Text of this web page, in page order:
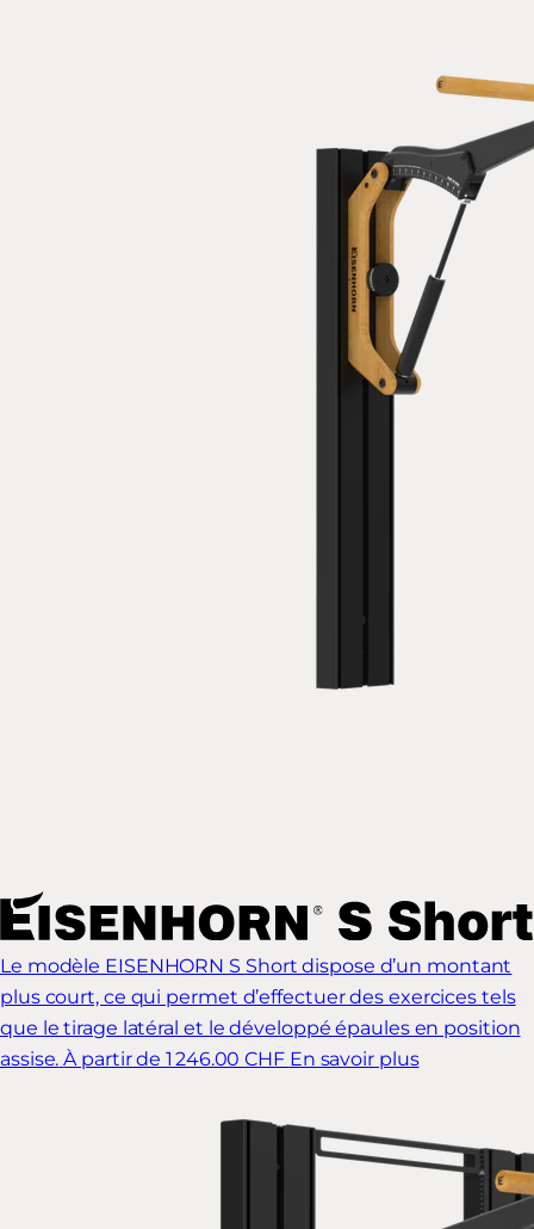
Le modèle EISENHORN S Short dispose d’un montant
plus court, ce qui permet d’effectuer des exercices tels
que le tirage latéral et le développé épaules en position
assise. À partir de 1 246.00 CHF En savoir plus